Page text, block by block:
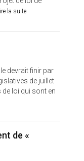
la suite
devrait finir par
de juillet
loi qui sont en
de «